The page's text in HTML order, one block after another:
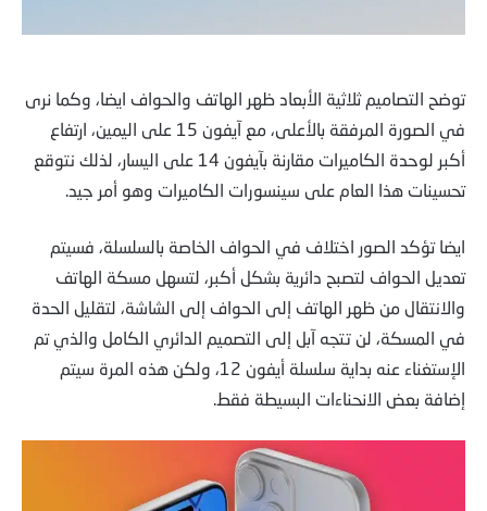
توضح التصاميم ثلاثية الأبعاد ظهر الهاتف والحواف ايضا، وكما نرى
في الصورة المرفقة بالأعلى، مع آيفون 15 على اليمين، ارتفاع
أكبر لوحدة الكاميرات مقارنة بآيفون 14 على اليسار، لذلك نتوقع
تحسينات هذا العام على سينسورات الكاميرات وهو أمر جيد.
ايضا تؤكد الصور اختلاف في الحواف الخاصة بالسلسلة، فسيتم
تعديل الحواف لتصبح دائرية بشكل أكبر، لتسهل مسكة الهاتف
والانتقال من ظهر الهاتف إلى الحواف إلى الشاشة، لتقليل الحدة
في المسكة، لن تتجه آبل إلى التصميم الدائري الكامل والذي تم
الإستغناء عنه بداية سلسلة أيفون 12، ولكن هذه المرة سيتم
إضافة بعض الانحناءات البسيطة فقط.